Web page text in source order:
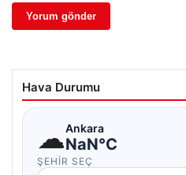
Hava Durumu
☁Ankara
NaN°C
ŞEHIR SEÇ